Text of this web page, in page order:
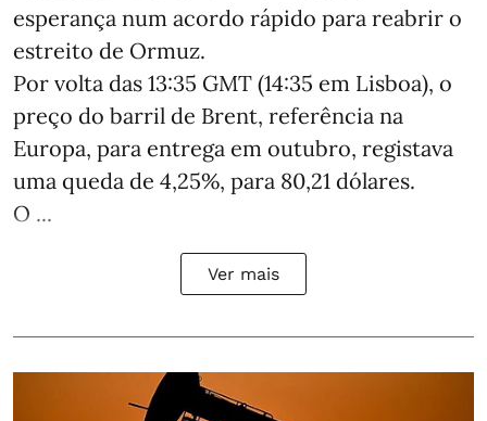
esperança num acordo rápido para reabrir o
estreito de Ormuz.
Por volta das 13:35 GMT (14:35 em Lisboa), o
preço do barril de Brent, referência na
Europa, para entrega em outubro, registava
uma queda de 4,25%, para 80,21 dólares.
O ...
Ver mais